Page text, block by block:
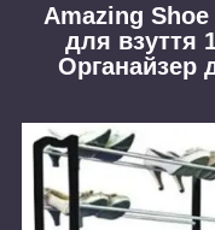
Amazing
для взуття
Органайзер